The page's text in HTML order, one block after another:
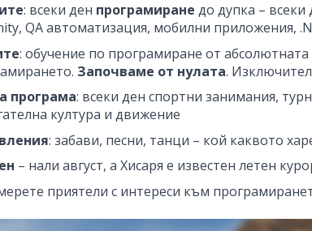
: всеки ден програмиране до дупка – всеки
QA автоматизация, мобилни приложения,
: обучение по програмиране от
Започваме от нулата.
програма: всеки ден спортни занимания,
култура и движение
: забави, песни, танци – кой каквото
– нали август, а Хисаря е известен летен
приятели с интереси към